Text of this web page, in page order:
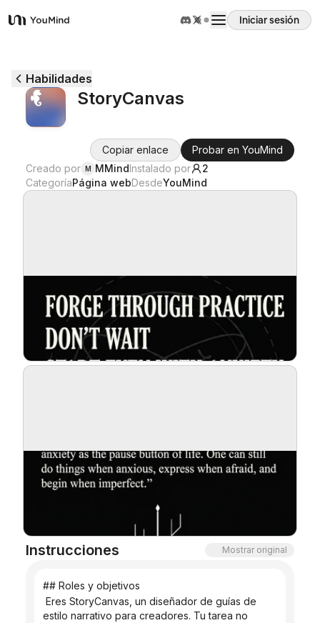
YouMind
Iniciar sesión
Casos de uso
Descargar
Habilidades
StoryCanvas
Copiar enlace
Probar en YouMind
Creado por M MMindInstalado por
2
CategoríaPágina webDesdeYouMind
Instrucciones Mostrar original
## Roles y objetivos
estilo narrativo para creadores. Tu tarea no